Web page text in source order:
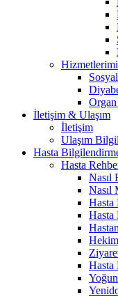
İletişim & Ulaşım
İletişim
Ulaşım
Hasta
Hasta
Nasıl
Nasıl
Hasta
Hasta
Hasta